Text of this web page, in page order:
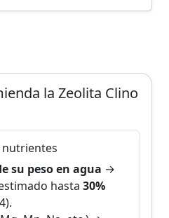
la Zeolita Clino
nutrientes
su peso en agua →
hasta 30%